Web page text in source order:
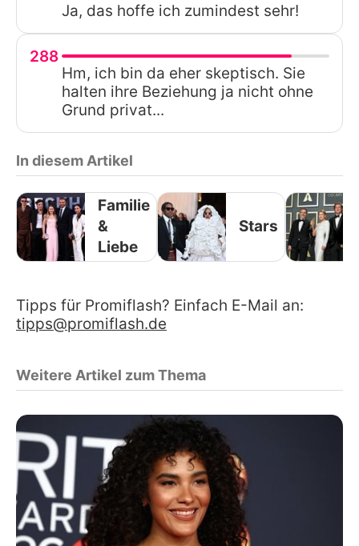
Ja, das hoffe ich zumindest sehr!
288
Hm, ich bin da eher skeptisch. Sie
halten ihre Beziehung ja nicht ohne
Grund privat...
In diesem Artikel
Familie
&
Liebe
Stars
Tipps für Promiflash? Einfach E-Mail an:
tipps@promiflash.de
Weitere Artikel zum Thema